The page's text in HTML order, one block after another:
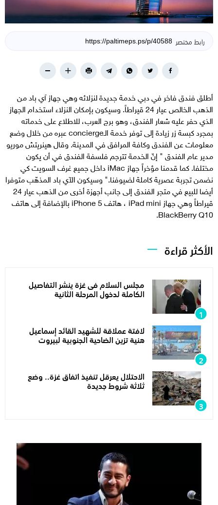
رابط مختصر
أطلق فندق فاخر في دبي خدمة جديدة لنزلائه وهي جهاز آي باد من
الذهب الخالص عيار 24 قيراطاً. وسيكون بإمكان النزلاء استخدام الجهاز
الذي حفر عليه شعار الفندق، وهو برج العرب، للاطلاع على خدماته
بمجرد كبسة زر زيادة إلى توفر خدمة الـconcierge عبره من خلال وضع
معلومات عن الفندق وكافة المرافق في المدينة. وقال هينريتش موريو
مدير عام الفندق " إنّ الخدمة تترجم فلسفة الفندق في أن يكون
مختلفا. كما قدمنا مؤخراً جهاز iMac داخل جميع غرف السويت كي
نضمن تجربة عصرية كاملة لضيوفنا." وسيكون الآي باد المذهّب متوفرا
أيضا للبيع في متجر الفندق إلى جانب أجهزة أخرى من الذهب عيار 24
قيراطاً وهي جهاز iPad mini ، هاتف iPhone 5 بالإضافة إلى هاتف
BlackBerry Q10.
الأكثر قراءة
مجلس السلام فى غزة ينشر التفاصيل
الكاملة لدخول المرحلة الثانية
لافتة عملاقة للشهيد القائد إسماعيل
هنية تزين الضاحية الجنوبية لبيروت
الاحتلال يعرقل تنفيذ اتفاق غزة.. وضع
ثلاثة شروط جديدة